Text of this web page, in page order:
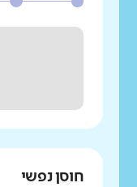
חוסן נפשי